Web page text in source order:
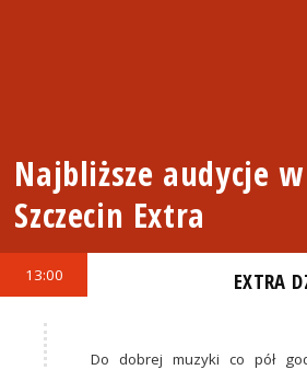
Najbliższe audycje
Szczecin Extra
13:00 EXTRA
Do dobrej muzyki co pół